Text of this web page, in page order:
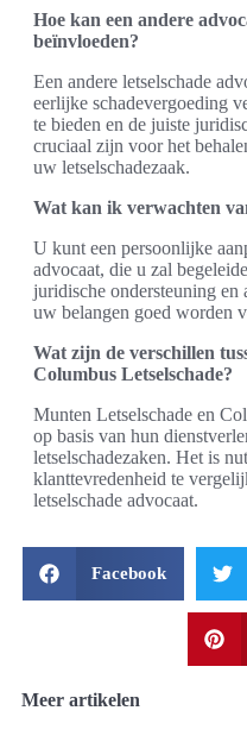
Hoe kan een andere
beïnvloeden?
Een andere letselschade
eerlijke schadevergoeding
te bieden en de juiste
cruciaal zijn voor het
uw letselschadezaak.
Wat kan ik verwachten
U kunt een persoonlijke
advocaat, die u zal
juridische ondersteuning en
uw belangen goed worden
Wat zijn de verschillen
Columbus Letselschade?
Munten Letselschade en
op basis van hun
letselschadezaken. Het is
klanttevredenheid te
letselschade advocaat.
Facebook
Meer artikelen